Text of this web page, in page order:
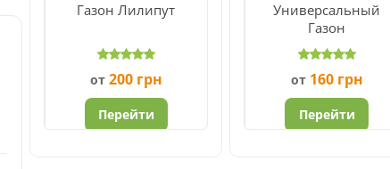
Газон Лилипут
от 200 грн
Перейти
Универсальный
Газон
от 160 грн
Перейти